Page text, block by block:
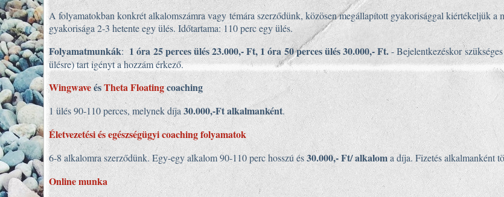
A folyamatokban konkrét alkalomszámra vagy témára szerződünk, közösen megállapított gyakorisággal kiértékeljük
gyakorisága 2-3 hetente egy ülés. Időtartama: 110 perc egy ülés.
Folyamatmunkák: 1 óra 25 perces ülés 23.000,- Ft, 1 óra 50 perces ülés 30.000,- Ft.- Bejelentkezéskor
ülésre) tart igényt a hozzám érkező.
WingwaveésTheta Floatingcoaching
1 ülés 90-110 perces, melynek díja30.000,-Ft alkalmanként.
Életvezetési és egészségügyi coaching folyamatok
6-8 alkalomra szerződünk. Egy-egy alkalom 90-110 perc hosszú és30.000,- Ft/ alkaloma díja. Fizetés alkalmanként
Online munka